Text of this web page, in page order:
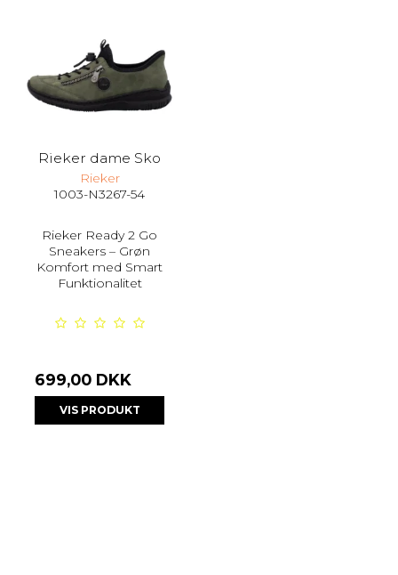
Rieker dame Sko
Rieker
1003-N3267-54
Rieker Ready 2 Go
Sneakers – Grøn
Komfort med Smart
Funktionalitet
699,00 DKK
VIS PRODUKT